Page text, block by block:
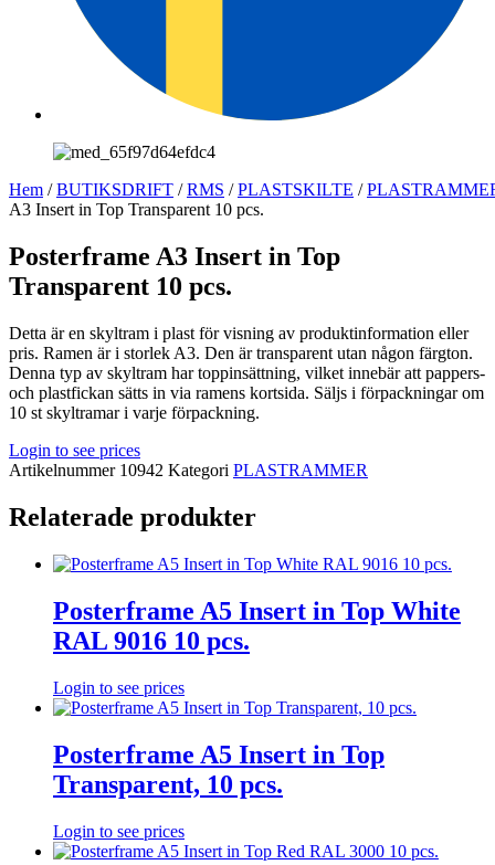
Hem /BUTIKSDRIFT /RMS /PLASTSKILTE /
A3 Insert in Top Transparent 10 pcs.
Posterframe A3 Insert in Top
Transparent 10 pcs.
Detta är en skyltram i plast för visning av produktinformation eller
pris. Ramen är i storlek A3. Den är transparent utan någon färgton.
Denna typ av skyltram har toppinsättning, vilket innebär att pappers-
och plastfickan sätts in via ramens kortsida. Säljs i förpackningar om
10 st skyltramar i varje förpackning.
Login to see prices
Artikelnummer 10942 Kategori PLASTRAMMER
Relaterade produkter
Posterframe A5 Insert in Top White
RAL 9016 10 pcs.
Login to see prices
Posterframe A5 Insert in Top
Transparent, 10 pcs.
Login to see prices